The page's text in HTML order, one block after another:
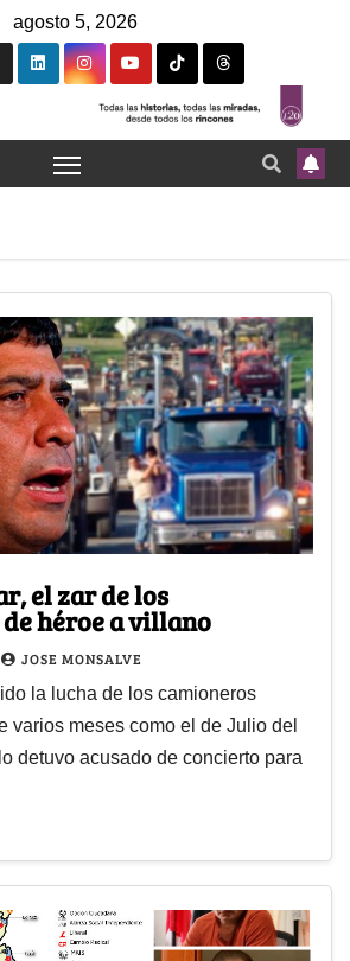
agosto 5, 2026
el zar de los
héroe a villano
JOSE MONSALVE
la lucha de los camioneros
varios meses como el de Julio del
detuvo acusado de concierto para